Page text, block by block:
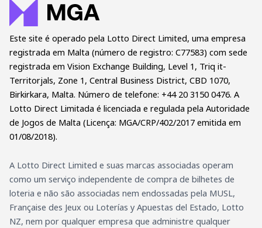
Este site é operado pela Lotto Direct Limited, uma empresa
registrada em Malta (número de registro: C77583) com sede
registrada em Vision Exchange Building, Level 1, Triq it-
Territorjals, Zone 1, Central Business District, CBD 1070,
Birkirkara, Malta. Número de telefone: +44 20 3150 0476. A
Lotto Direct Limitada é licenciada e regulada pela Autoridade
de Jogos de Malta (Licença: MGA/CRP/402/2017 emitida em
01/08/2018).
A Lotto Direct Limited e suas marcas associadas operam
como um serviço independente de compra de bilhetes de
loteria e não são associadas nem endossadas pela MUSL,
Française des Jeux ou Loterías y Apuestas del Estado, Lotto
NZ, nem por qualquer empresa que administre qualquer